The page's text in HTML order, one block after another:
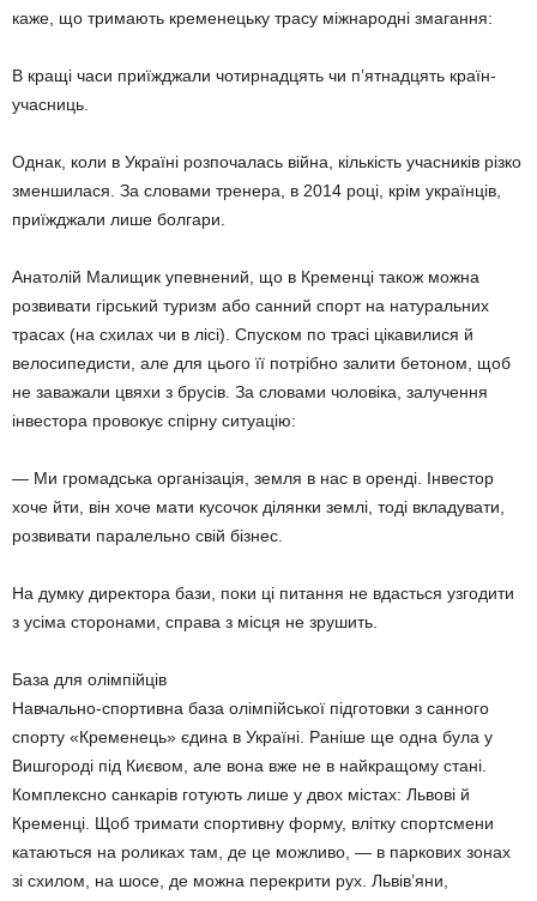
каже, що тримають кременецьку трасу міжнародні змагання:
В кращі часи приїжджали чотирнадцять чи п’ятнадцять країн-
учасниць.
Однак, коли в Україні розпочалась війна, кількість учасників різко
зменшилася. За словами тренера, в 2014 році, крім українців,
приїжджали лише болгари.
Анатолій Малищик упевнений, що в Кременці також можна
розвивати гірський туризм або санний спорт на натуральних
трасах (на схилах чи в лісі). Спуском по трасі цікавилися й
велосипедисти, але для цього її потрібно залити бетоном, щоб
не заважали цвяхи з брусів. За словами чоловіка, залучення
інвестора провокує спірну ситуацію:
— Ми громадська організація, земля в нас в оренді. Інвестор
хоче йти, він хоче мати кусочок ділянки землі, тоді вкладувати,
розвивати паралельно свій бізнес.
На думку директора бази, поки ці питання не вдасться узгодити
з усіма сторонами, справа з місця не зрушить.
База для олімпійців
Навчально-спортивна база олімпійської підготовки з санного
спорту «Кременець» єдина в Україні. Раніше ще одна була у
Вишгороді під Києвом, але вона вже не в найкращому стані.
Комплексно санкарів готують лише у двох містах: Львові й
Кременці. Щоб тримати спортивну форму, влітку спортсмени
катаються на роликах там, де це можливо, — в паркових зонах
зі схилом, на шосе, де можна перекрити рух. Львів’яни,